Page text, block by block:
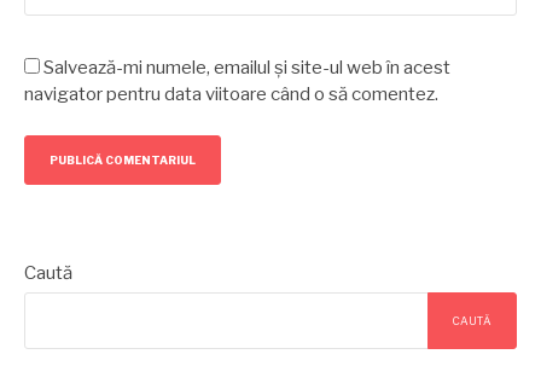
Salvează-mi numele, emailul și site-ul web în acest
navigator pentru data viitoare când o să comentez.
Caută
CAUTĂ